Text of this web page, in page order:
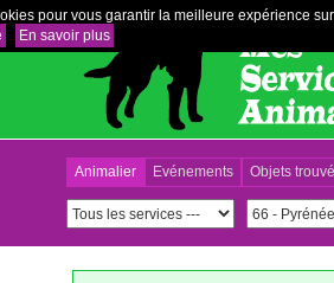
pour vous garantir la meilleure expérience
En savoir plus
Animalier Evénements Objets